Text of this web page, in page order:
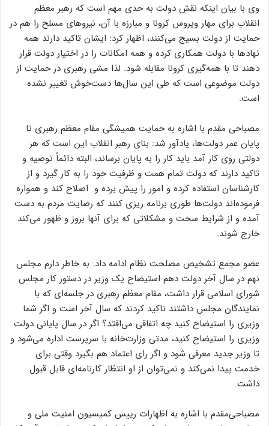
وی با بیان اینکه نقش دولت به حدی مهم است که رهبر معظم
انقلاب برای مهار ویروس کرونا و مبارزه با آن، نیروهای مسلح را هم در
حمایت از دولت بسیج می‌کنند، اظهار کرد: ایشان تاکید دارند همه
نهادها با دولت همکاری کرده و همه امکانات را در اختیار دولت قرار
دهند تا با همه‌گیری کرونا مقابله شود. لذا مشی رهبری در حمایت از
دولت موضوعی است که طی این سال‌ها دست‌خوش تغییر نشده
است.
مصباحی مقدم با اشاره به حمایت همیشگی مقام معظم رهبری تا
پایان عمر دولت‌ها، یادآور شد: بنای رهبر انقلاب این است که هر
دولتی روی کار آمد باید کار را به پایان برساند، البته دائماً توصیه و
تاکید دارند که دولت تمام همت و ظرفیت خود را به کار گیرد و از
کارشناسان استفاده کرده و امور را پیش برده و اصلاح کند و همواره
فرموده‌اند دولت‌ها طوری برنامه‌ ریزی کنند که رضایت مردم به دست
آمده و از شرایط سخت و مشکلاتی که برای آنها بروز و ظهور می‌کند
خارج شوند.
عضو مجمع تشخیص مصلحت نظام ادامه داد: به خاطر دارم مجلس
نهم در سال آخر دولت دهم استیضاح یک وزیر در دستور کار مجلس
شورای اسلامی قرار داشت، مقام معظم رهبری در جلسه‌ای که با
نمایندگان مجلس داشتند تاکید کردند که سال آخر است و اگر شما
وزیری را استیضاح کنید چه اتفاقی می‌افتد؟ اگر در سال پایانی دولت
وزیری را استیضاح کنید، مدتی وزارت‌خانه با سرپرست اداره می‌شود و
تا وزیر جدید معرفی شود و اگر رای اعتماد هم بگیرد وقتی برای
خدمت پیدا نمی‌کند و نمی‌توان از او انتظار کارنامه‌ای قابل قبول
داشت.
مصباحی‌مقدم با اشاره به اظهارات رییس کمیسیون امنیت ملی و